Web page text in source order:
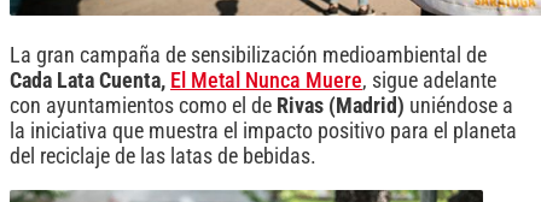
La gran campaña de sensibilización medioambiental de
Cada Lata Cuenta, El Metal Nunca Muere, sigue adelante
con ayuntamientos como el de Rivas (Madrid) uniéndose a
la iniciativa que muestra el impacto positivo para el planeta
del reciclaje de las latas de bebidas.